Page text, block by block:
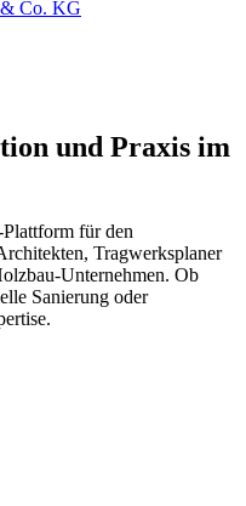
und Praxis im
für den
Tragwerksplaner
Unternehmen. Ob
Sanierung oder